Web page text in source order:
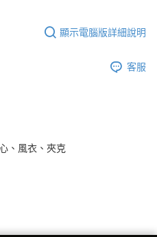
顯示電腦版詳細說明
客服
、風衣、夾克